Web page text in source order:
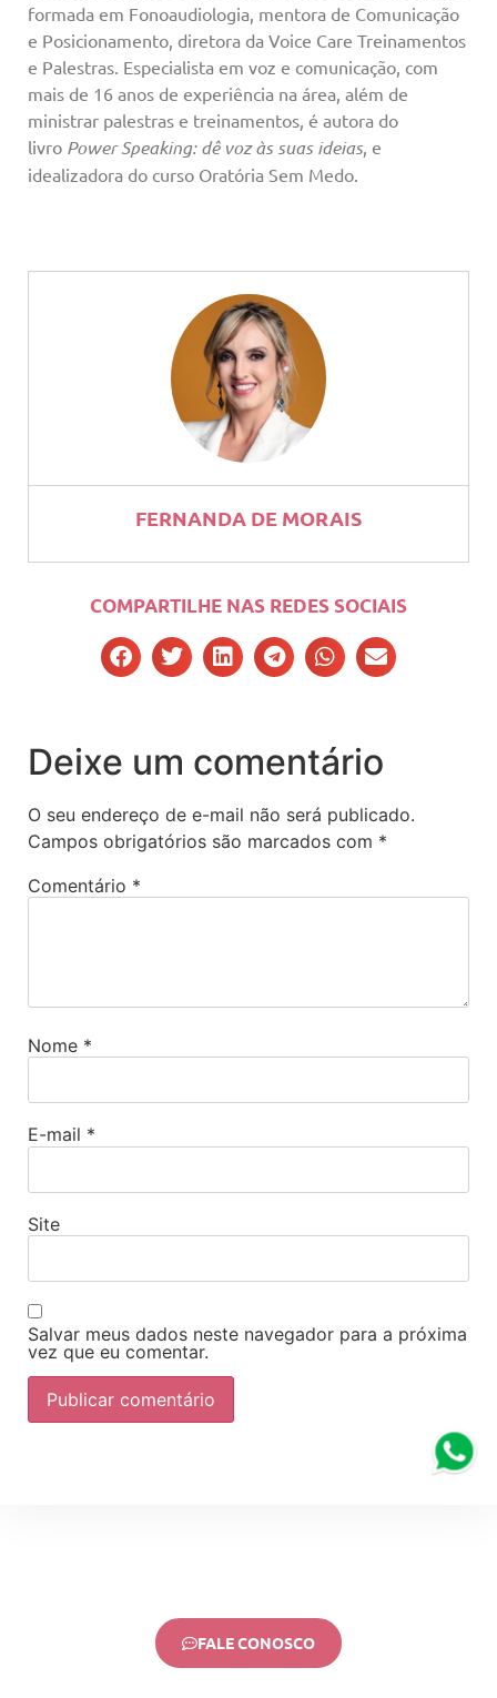
formada em Fonoaudiologia, mentora de Comunicação
e Posicionamento, diretora da Voice Care Treinamentos
e Palestras. Especialista em voz e comunicação, com
mais de 16 anos de experiência na área, além de
ministrar palestras e treinamentos, é autora do
livro Power Speaking: dê voz às suas ideias, e
idealizadora do curso Oratória Sem Medo.
FERNANDA DE MORAIS
COMPARTILHE NAS REDES SOCIAIS
Deixe um comentário
O seu endereço de e-mail não será publicado.
Campos obrigatórios são marcados com *
Comentário *
Nome *
E-mail *
Site
Salvar meus dados neste navegador para a próxima
vez que eu comentar.
FALE CONOSCO